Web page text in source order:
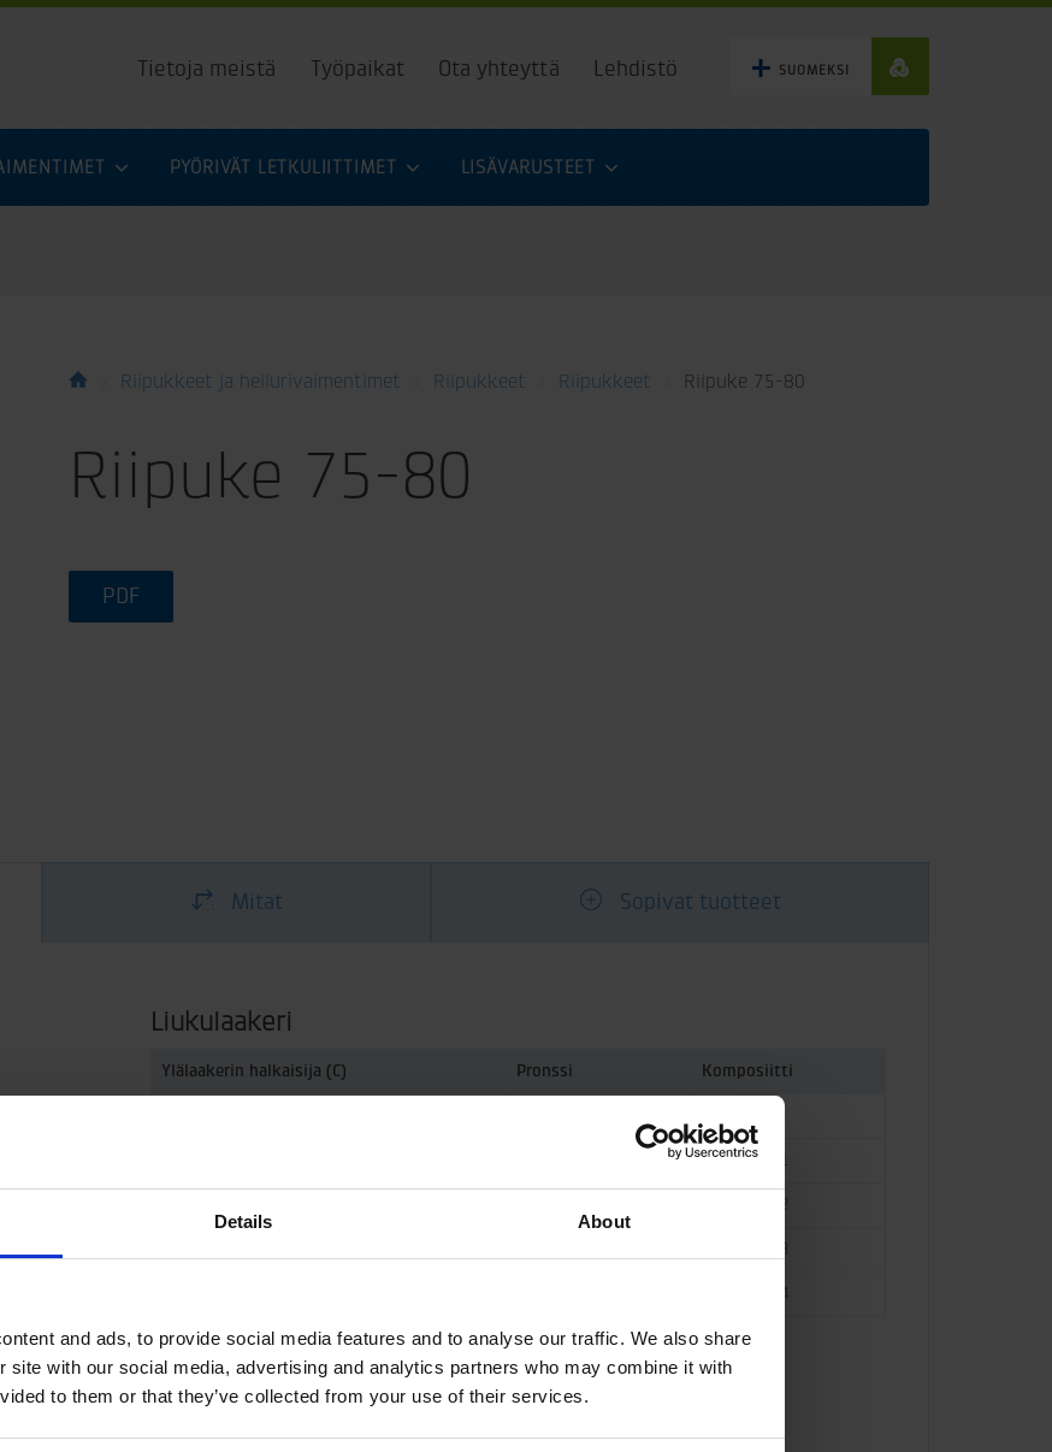
Details About
and ads, to provide social media features and to analyse our traffic. We also share
site with our social media, advertising and analytics partners who may combine it with
to them or that they’ve collected from your use of their services.
SUOMEKSI
Tietoja meistä Työpaikat Ota yhteyttä Lehdistö
PYÖRIVÄT LETKULIITTIMET LISÄVARUSTEET
Riipukkeet ja heilurivaimentimet Riipukkeet Riipukkeet Riipuke 75-80
Riipuke 75-80
PDF
Mitat Sopivat tuotteet
Liukulaakeri
Ylälaakerin halkaisija (C) Pronssi Komposiitti
1 x 5002401
1 x 5002402
1 x 5002403
1 x 5002404
ylemmällä liukulaakerilla taulukon mukaisesti.
liitännöistä, lähetä sähköpostia osoitteeseen rotator@indexator.com